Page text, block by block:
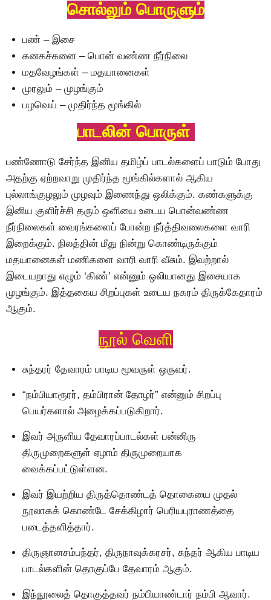
சொல்லும் பொருளும்
பண் – இசை
கனகச்சுனை – பொன் வண்ண நீர்நிலை
மதவேழங்கள் – மதயானைகள்
முரலும் – முழங்கும்
பழவெய் – முதிர்ந்த மூங்கில்
பாடலின் பொருள்
பண்ணோடு சேர்ந்த இனிய தமிழ்ப் பாடல்களைப் பாடும் போது
அதற்கு ஏற்றவாறு முதிர்ந்த மூங்கில்களால் ஆகிய
புல்லாங்குழலும் முழவும் இணைந்து ஒலிக்கும். கண்களுக்கு
இனிய குளிர்ச்சி தரும் ஒளியை உடைய பொன்வண்ண
நீர்நிலைகள் வைரங்களைப் போன்ற நீர்த்திவலைகளை வாரி
இறைக்கும். நிலத்தின் மீது நின்று கொண்டிருக்கும்
மதயானைகள் மணிகளை வாரி வாரி வீசும். இவற்றால்
இடையறாது எழும் ‘கிண்’ என்னும் ஒலியானது இசையாக
முழங்கும். இத்தகைய சிறப்புகள் உடைய நகரம் திருக்கேதாரம்
ஆகும்.
நூல் வெளி
சுந்தரர் தேவாரம் பாடிய மூவருள் ஒருவர்.
“நம்பியாரூரர், தம்பிரான் தோழர்” என்னும் சிறப்பு
பெயர்களால் அழைக்கப்படுகிறார்.
இவர் அருளிய தேவாரப்பாடல்கள் பன்னிரு
திருமுறைகளுள் ஏழாம் திருமுறையாக
வைக்கப்பட்டுள்ளன.
இவர் இயற்றிய திருத்தொண்டத் தொகையை முதல்
நூலாகக் கொண்டே சேக்கிழார் பெரியபுராணத்தை
படைத்தளித்தார்.
திருஞானசம்பந்தர், திருநாவுக்கரசர், சுந்தர் ஆகிய பாடிய
பாடல்களின் தொகுப்பே தேவாரம் ஆகும்.
இந்நூலைத் தொகுத்தவர் நம்பியாண்டார் நம்பி ஆவார்.